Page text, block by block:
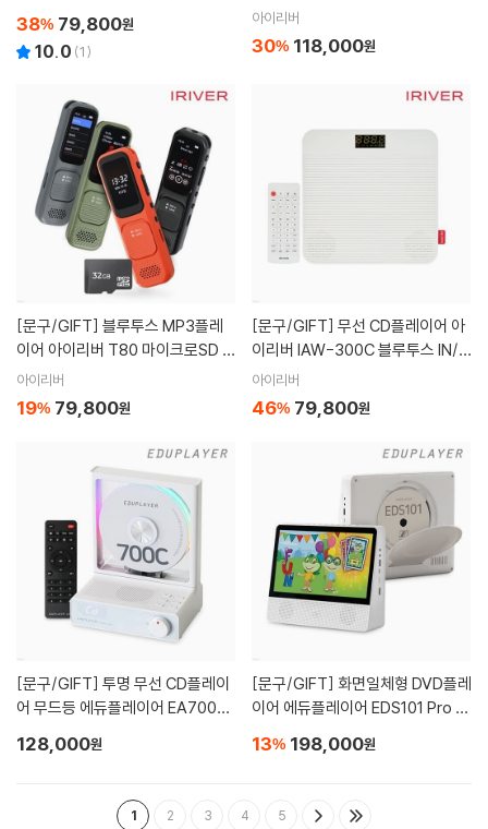
38% 79,800원
10.0 (1)
N/OUT
아이리버
30% 118,000원
[문구/GIFT]
이어 아이리버 T80 마이크로SD 3
2GB 스피커 음성녹음 구간반복 재
생속도조절
아이리버
19% 79,800원
[문구/GIFT]
이리버 IAW-300C 블루투스 IN/O
UT
아이리버
46% 79,800원
[문구/GIFT]
어 무드등 에듀플레이어 EA700C
MP3 스피커
128,000원
[문구/GIFT]
이어 에듀플레이어 EDS101 Pro B
0시간 HDMI
13% 198,000원
1 2 3 4 5